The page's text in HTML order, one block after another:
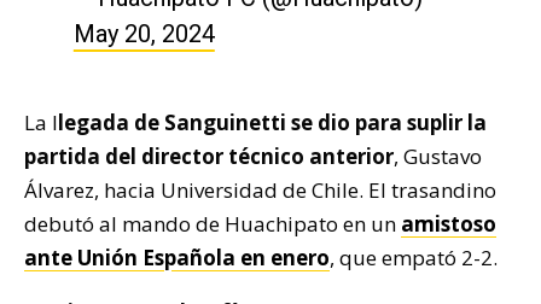
May 20, 2024
La llegada de Sanguinetti se dio para suplir la
partida del director técnico anterior, Gustavo
Álvarez, hacia Universidad de Chile. El trasandino
debutó al mando de Huachipato en un amistoso
ante Unión Española en enero, que empató 2-2.